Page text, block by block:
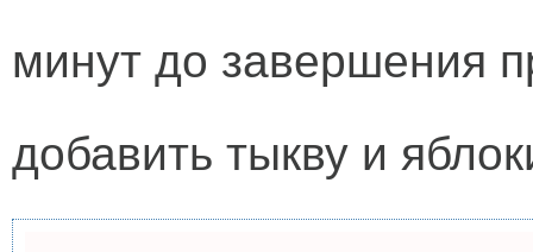
минут до завершения
добавить тыкву и